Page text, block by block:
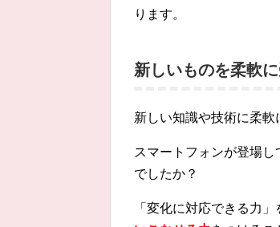
ります。
新しいものを柔軟
新しい知識や技術に柔軟
スマートフォンが登場
でしたか？
「変化に対応できる力